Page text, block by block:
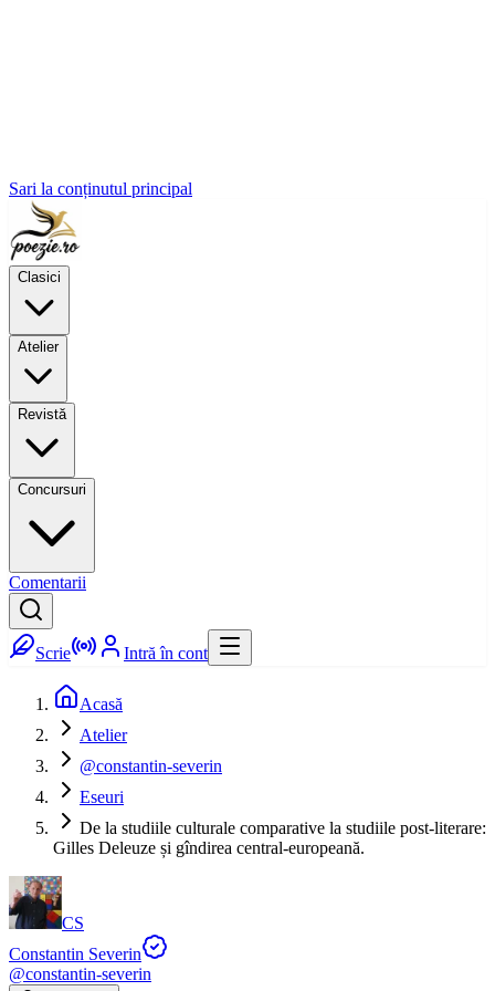
Sari la conținutul principal
Clasici
Atelier
Revistă
Concursuri
Comentarii
Scrie Intră în cont
Acasă
Atelier
@constantin-severin
Eseuri
De la studiile culturale comparative la studiile post-literare:
Gilles Deleuze și gîndirea central-europeană.
CS
Constantin Severin
@constantin-severin